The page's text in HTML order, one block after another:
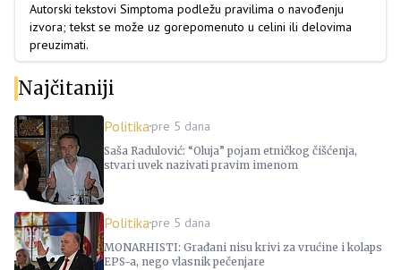
Autorski tekstovi Simptoma podležu pravilima o navođenju
izvora; tekst se može uz gorepomenuto u celini ili delovima
preuzimati.
Najčitaniji
Politikapre 5 dana
Saša Radulović: “Oluja” pojam etničkog čišćenja,
stvari uvek nazivati pravim imenom
Politikapre 5 dana
MONARHISTI: Građani nisu krivi za vrućine i kolaps
EPS-a, nego vlasnik pečenjare